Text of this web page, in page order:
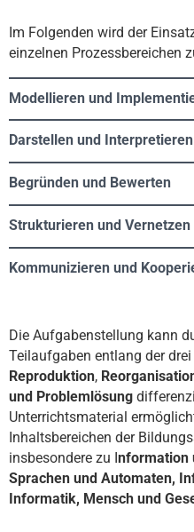
Im Folgenden wird der
einzelnen Prozessbereichen
Modellieren und
Darstellen und Interpretieren
Begründen und Bewerten
Strukturieren und Vernetzen
Kommunizieren und
Die Aufgabenstellung kann
Teilaufgaben entlang der
Reproduktion,
und Problemlösung
Unterrichtsmaterial
Inhaltsbereichen der
insbesondere zu Information
Sprachen und Automaten,
Informatik, Mensch und